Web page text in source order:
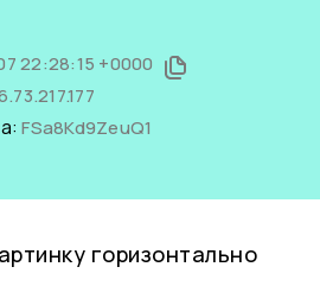
22:28:15 +0000
FSa8Kd9ZeuQ1
горизонтально